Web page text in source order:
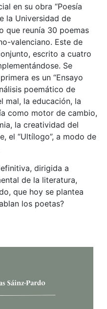
en su obra “Poesía
la Universidad de
que reunía 30 poemas
valenciano. Este de
escrito a cuatro
Se
es un “Ensayo
poemático de
mal, la educación, la
como motor de cambio,
la creatividad del
el “Ultílogo”, a modo de
dirigida a
de la literatura,
que hoy se plantea
los poetas?